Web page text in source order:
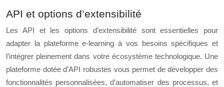
API et options d’extensibilité
Les API et les options d’extensibilité sont essentielles pour
adapter la plateforme e-learning à vos besoins spécifiques et
l’intégrer pleinement dans votre écosystème technologique. Une
plateforme dotée d’API robustes vous permet de développer des
fonctionnalités personnalisées, d’automatiser des processus, et